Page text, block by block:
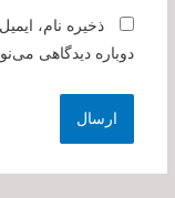
ذخیره نام،
دوباره دیدگاهی